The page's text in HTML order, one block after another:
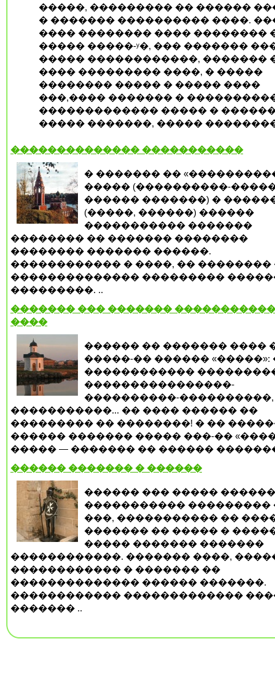
�����, ��������� �� ������
� ������� ���������� ����.
���� �������� ���� ��������
����� �����-ʸ�, ��� �������
����� ������������, �������
���� ��������� ����, � �����
�������� ����� � ����� ����
���,���� ������� �
������������� ����� �
����� �������, �����
�������������� �����������
� ������� ��
����� (����������-
������ �������) �
(�����, ������) ������
����������� �������
�������� �� ������� ��������
�������� ������� ������.
������������ � ����, �� ��������
�������������� ���������
���������. ..
������� ��� �������
����
������ �� ������� ����
�����-�� ������ «�����»:
������������
����������������-
����������-����������,
�����������... �� ���� ������ ��
��������� �� ��������! � ��
������ ������� ����� ���-��
����� — ������� �� ������
������ ������� � ������
������ ��� �����
����������� ���������
���, ����������� ��
������� �� ����� �
����� ������� �������
������������. ������� ����,
������������ � ������� ��
�������������� ������ �������.
������������ �������������
������� ..